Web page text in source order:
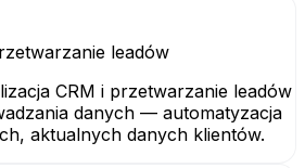
leadów
CRM i przetwarzanie leadów
danych — automatyzacja
aktualnych danych klientów.